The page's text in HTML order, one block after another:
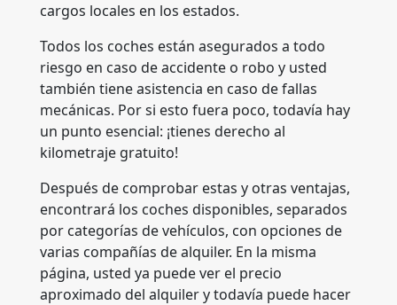
cargos locales en los estados.
Todos los coches están asegurados a todo
riesgo en caso de accidente o robo y usted
también tiene asistencia en caso de fallas
mecánicas. Por si esto fuera poco, todavía hay
un punto esencial: ¡tienes derecho al
kilometraje gratuito!
Después de comprobar estas y otras ventajas,
encontrará los coches disponibles, separados
por categorías de vehículos, con opciones de
varias compañías de alquiler. En la misma
página, usted ya puede ver el precio
aproximado del alquiler y todavía puede hacer